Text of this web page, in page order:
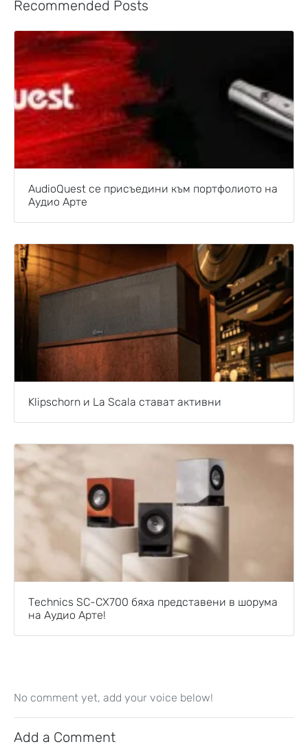
Recommended Posts
AudioQuest се присъедини към портфолиото на
Аудио Арте
Klipschorn и La Scala стават активни
Technics SC-CX700 бяха представени в шорума
на Аудио Арте!
No comment yet, add your voice below!
Add a Comment